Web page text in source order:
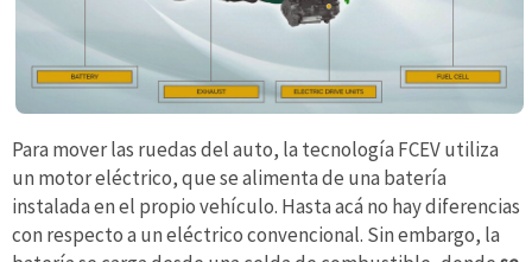
Para mover las ruedas del auto, la tecnología FCEV utiliza
un motor eléctrico, que se alimenta de una batería
instalada en el propio vehículo. Hasta acá no hay diferencias
con respecto a un eléctrico convencional. Sin embargo, la